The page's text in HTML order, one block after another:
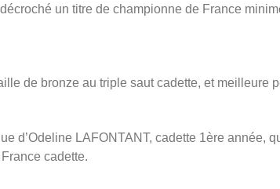
un titre de championne de France
de bronze au triple saut cadette, et meilleure
d’Odeline LAFONTANT, cadette 1ère
cadette.